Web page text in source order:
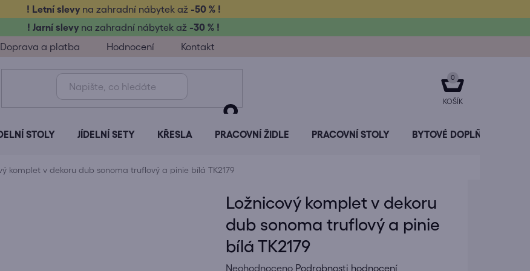
! Letní slevy na zahradní nábytek až-50 % !
! Jarní slevy na zahradní nábytek až -30 % !
Doprava a platba Hodnocení Kontakt
NÁKUPNÍ
KOŠÍK
STOLY JÍDELNÍ SETY KŘESLA PRACOVNÍ ŽIDLE PRACOVNÍ STOLY BYTOVÉ DOPLŇKY
komplet v dekoru dub sonoma truflový a pinie bílá TK2179
Ložnicový komplet v dekoru
dub sonoma truflový a pinie
bílá TK2179
Průměrné
Neohodnoceno Podrobnosti hodnocení